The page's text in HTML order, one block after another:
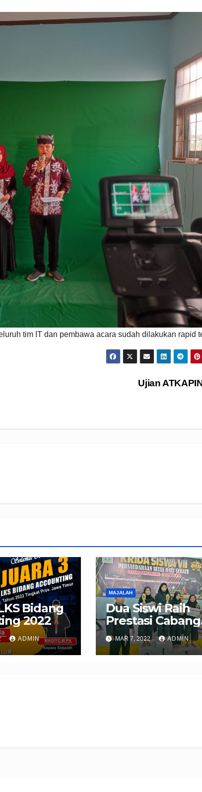
tim IT dan pembawa acara sudah dilakukan rapid
Ujian
Bidang
2022
ADMIN
MAJALAH
Dua Siswi Raih
Prestasi Cabang
Pecak Silat
MAR 7, 2022 ADMIN